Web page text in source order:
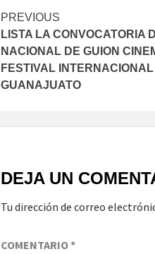
Post
navigation
PREVIOUS
LISTA LA CONVOCATORIA
NACIONAL DE GUION
FESTIVAL
GUANAJUATO
DEJA UN
Tu dirección de correo
COMENTARIO*